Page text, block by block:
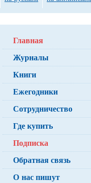
Главная
Журналы
Книги
Ежегодники
Сотрудничество
Где купить
Подписка
Обратная связь
О нас пишут